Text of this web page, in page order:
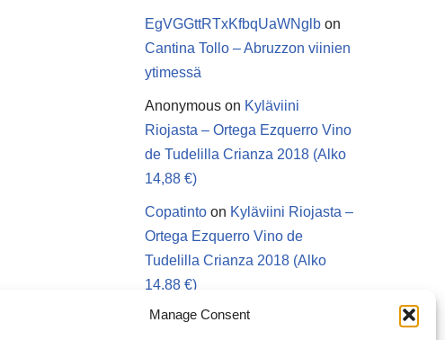
Manage Consent
EgVGGttRTxKfbqUaWNglbon
Cantina Tollo – Abruzzon viinien
ytimessä
Anonymouson Kyläviini
Riojasta – Ortega Ezquerro Vino
de Tudelilla Crianza 2018 (Alko
14,88 €)
Copatintoon Kyläviini Riojasta –
Ortega Ezquerro Vino de
Tudelilla Crianza 2018 (Alko
14,88 €)
Sanna van Herwaarden